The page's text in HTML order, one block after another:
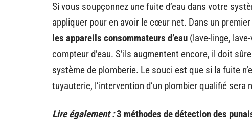
Si vous soupçonnez une fuite d’eau dans votre
appliquer pour en avoir le cœur net. Dans un
les appareils consommateurs d’eau (lave-linge,
compteur d’eau. S’ils augmentent encore, il doit
système de plomberie. Le souci est que si la fuite
tuyauterie, l’intervention d’un plombier qualifié sera
Lire également :3 méthodes de détection des